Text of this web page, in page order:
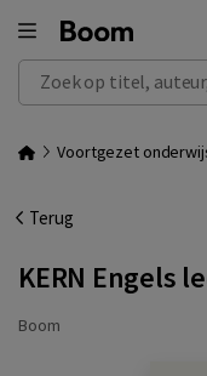
Zoek op titel, auteur,
Voortgezet
Terug
KERN Engels
Boom